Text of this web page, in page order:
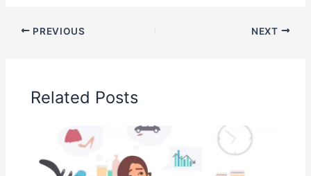
PREVIOUS NEXT
Related Posts